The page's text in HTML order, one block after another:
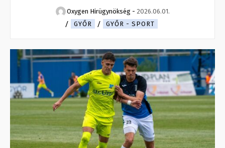
Oxygen Hirügynökség - 2026.06.01.
GYŐR
GYŐR - SPORT